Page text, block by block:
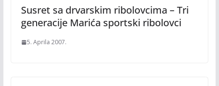
Susret sa drvarskim ribolovcima – Tri
generacije Marića sportski ribolovci
5. Aprila 2007.